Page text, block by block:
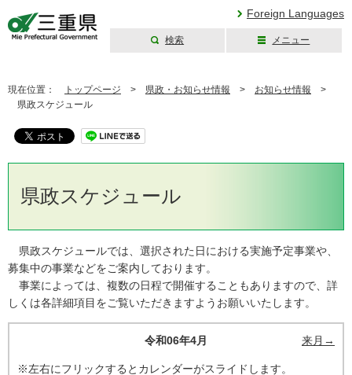
Foreign Languages
検索 メニュー
現在位置： トップページ > 県政・お知らせ情報 > お知らせ情報 >
県政スケジュール
県政スケジュール
県政スケジュールでは、選択された日における実施予定事業や、
募集中の事業などをご案内しております。
事業によっては、複数の日程で開催することもありますので、詳
しくは各詳細項目をご覧いただきますようお願いいたします。
令和06年4月 来月→
※左右にフリックするとカレンダーがスライドします。